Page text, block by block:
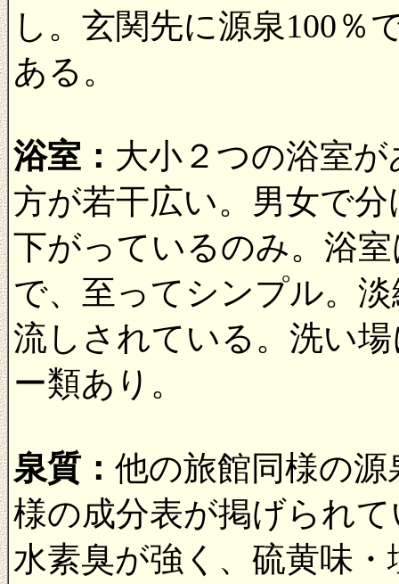
し。玄関先に源泉100％
ある。
浴室： 大小２つの浴室
方が若干広い。男女で
下がっているのみ。浴
で、至ってシンプル。
流しされている。洗い
ー類あり。
泉質： 他の旅館同様の
様の成分表が掲げられ
水素臭が強く、硫黄味